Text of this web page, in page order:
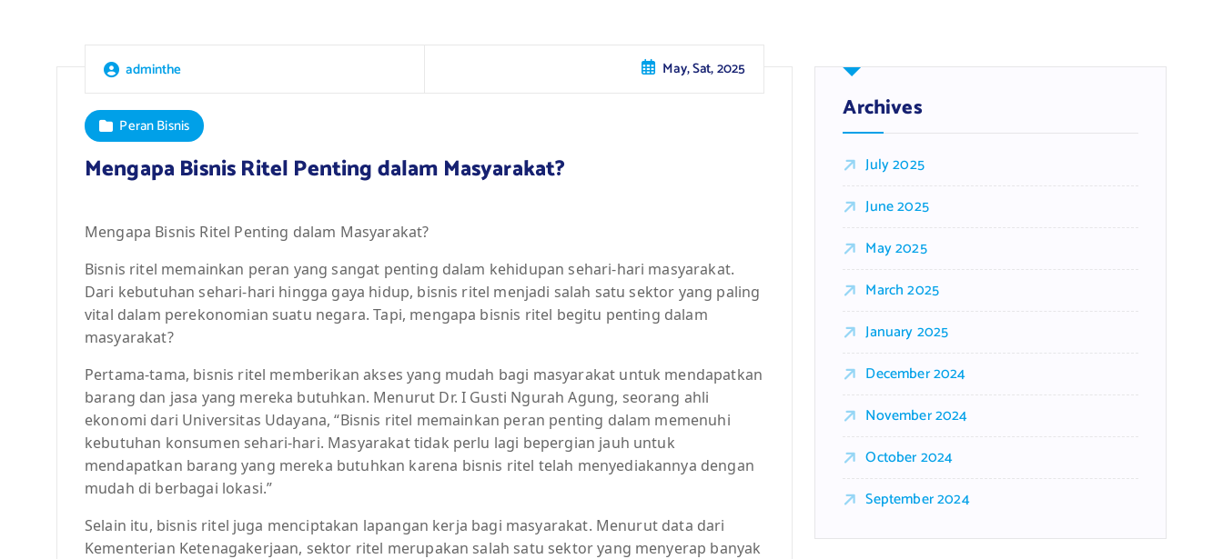
adminthe May, Sat, 2025
Peran Bisnis
Mengapa Bisnis Ritel Penting dalam Masyarakat?
Mengapa Bisnis Ritel Penting dalam Masyarakat?
Bisnis ritel memainkan peran yang sangat penting dalam kehidupan sehari-hari masyarakat.
Dari kebutuhan sehari-hari hingga gaya hidup, bisnis ritel menjadi salah satu sektor yang paling
vital dalam perekonomian suatu negara. Tapi, mengapa bisnis ritel begitu penting dalam
masyarakat?
Pertama-tama, bisnis ritel memberikan akses yang mudah bagi masyarakat untuk mendapatkan
barang dan jasa yang mereka butuhkan. Menurut Dr. I Gusti Ngurah Agung, seorang ahli
ekonomi dari Universitas Udayana, “Bisnis ritel memainkan peran penting dalam memenuhi
kebutuhan konsumen sehari-hari. Masyarakat tidak perlu lagi bepergian jauh untuk
mendapatkan barang yang mereka butuhkan karena bisnis ritel telah menyediakannya dengan
mudah di berbagai lokasi.”
Selain itu, bisnis ritel juga menciptakan lapangan kerja bagi masyarakat. Menurut data dari
Kementerian Ketenagakerjaan, sektor ritel merupakan salah satu sektor yang menyerap banyak
Archives
July 2025
June 2025
May 2025
March 2025
January 2025
December 2024
November 2024
October 2024
September 2024